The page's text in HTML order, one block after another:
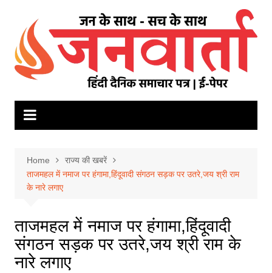
content
Home
राज्य की खबरें
ताजमहल में नमाज पर हंगामा,हिंदूवादी संगठन सड़क पर उतरे,जय श्री राम
के नारे लगाए
ताजमहल में नमाज पर हंगामा,हिंदूवादी
संगठन सड़क पर उतरे,जय श्री राम के
नारे लगाए